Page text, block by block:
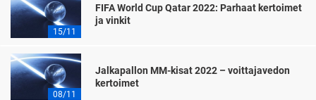
15/11
FIFA World Cup Qatar 2022: Parhaat kertoimet
ja vinkit
08/11
Jalkapallon MM-kisat 2022 – voittajavedon
kertoimet